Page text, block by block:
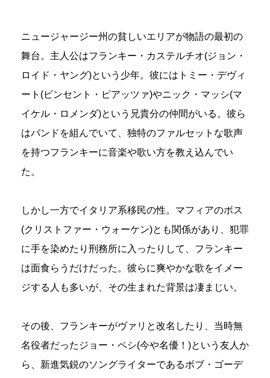
ニュージャージー州の貧しいエリアが物語の最初の
舞台。主人公はフランキー・カステルチオ(ジョン・
ロイド・ヤング)という少年。彼にはトミー・デヴィ
ート(ビンセント・ピアッツァ)やニック・マッシ(マ
イケル・ロメンダ)という兄貴分の仲間がいる。彼ら
はバンドを組んでいて、独特のファルセットな歌声
を持つフランキーに音楽や歌い方を教え込んでい
た。
しかし一方でイタリア系移民の性。マフィアのボス
(クリストファー・ウォーケン)とも関係があり、犯罪
に手を染めたり刑務所に入ったりして、フランキー
は面食らうだけだった。彼らに爽やかな歌をイメー
ジする人も多いが、その生まれた背景は凄まじい。
その後、フランキーがヴァリと改名したり、当時無
名役者だったジョー・ペシ(今や名優！)という友人か
ら、新進気鋭のソングライターであるボブ・ゴーデ